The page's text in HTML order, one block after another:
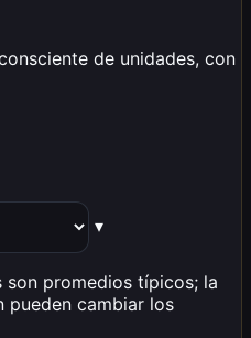
de unidades, con
▾
son promedios típicos; la
pueden cambiar los